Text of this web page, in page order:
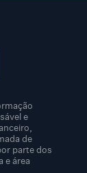
e
de
parte dos
e área